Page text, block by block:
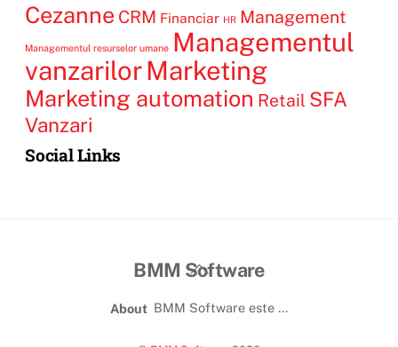
Cezanne CRM Financiar HR Management
Managementul resurselor umane Managementul
vanzarilorMarketing
Marketing automation Retail SFA
Vanzari
Social Links
BMM Software
About BMM Software este ...